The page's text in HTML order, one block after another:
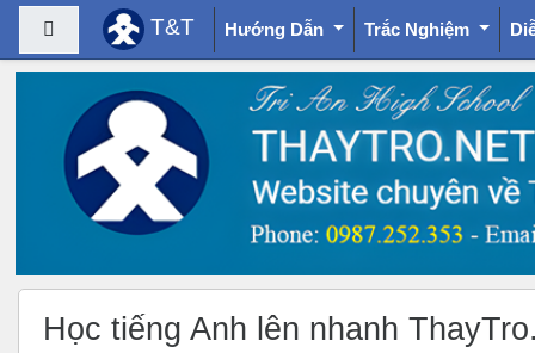
Chuyển tới nội dung chính
Bảng điều khiển cạnh
T&T Hướng Dẫn Trắc Nghiệm
Học tiếng Anh lên nhanh